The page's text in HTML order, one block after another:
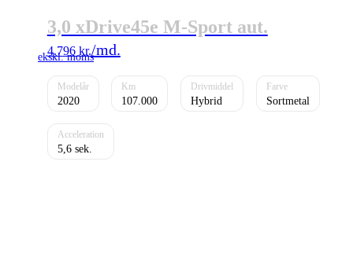
3,0 xDrive45e M-Sport aut.
4.796 kr.
2020 107.000 Hybrid Sortmetal
5,6